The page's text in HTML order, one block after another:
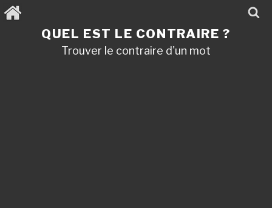
Aller
au
QUEL EST LE CONTRAIRE ?
Trouver le contraire d'un mot